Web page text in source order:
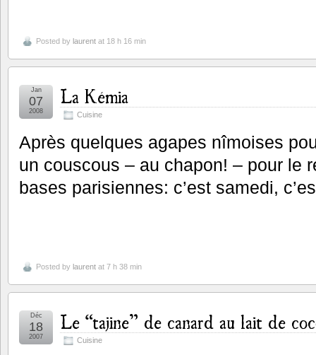
Posted by laurent at 18 h 16 min
La Kémia
Cuisine
Jan
07
2008
Après quelques agapes nîmoises
un couscous – au chapon! – pour le
bases parisiennes: c’est samedi,
Posted by laurent at 7 h 38 min
Le “tajine” de canard au lait de
Cuisine
Déc
18
2007